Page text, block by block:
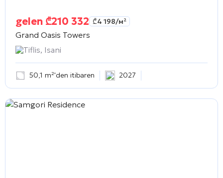
gelen ₾210 332 ₾4 198/м²
Grand Oasis Towers
Tiflis, Isani
50,1 m²'den itibaren 2027